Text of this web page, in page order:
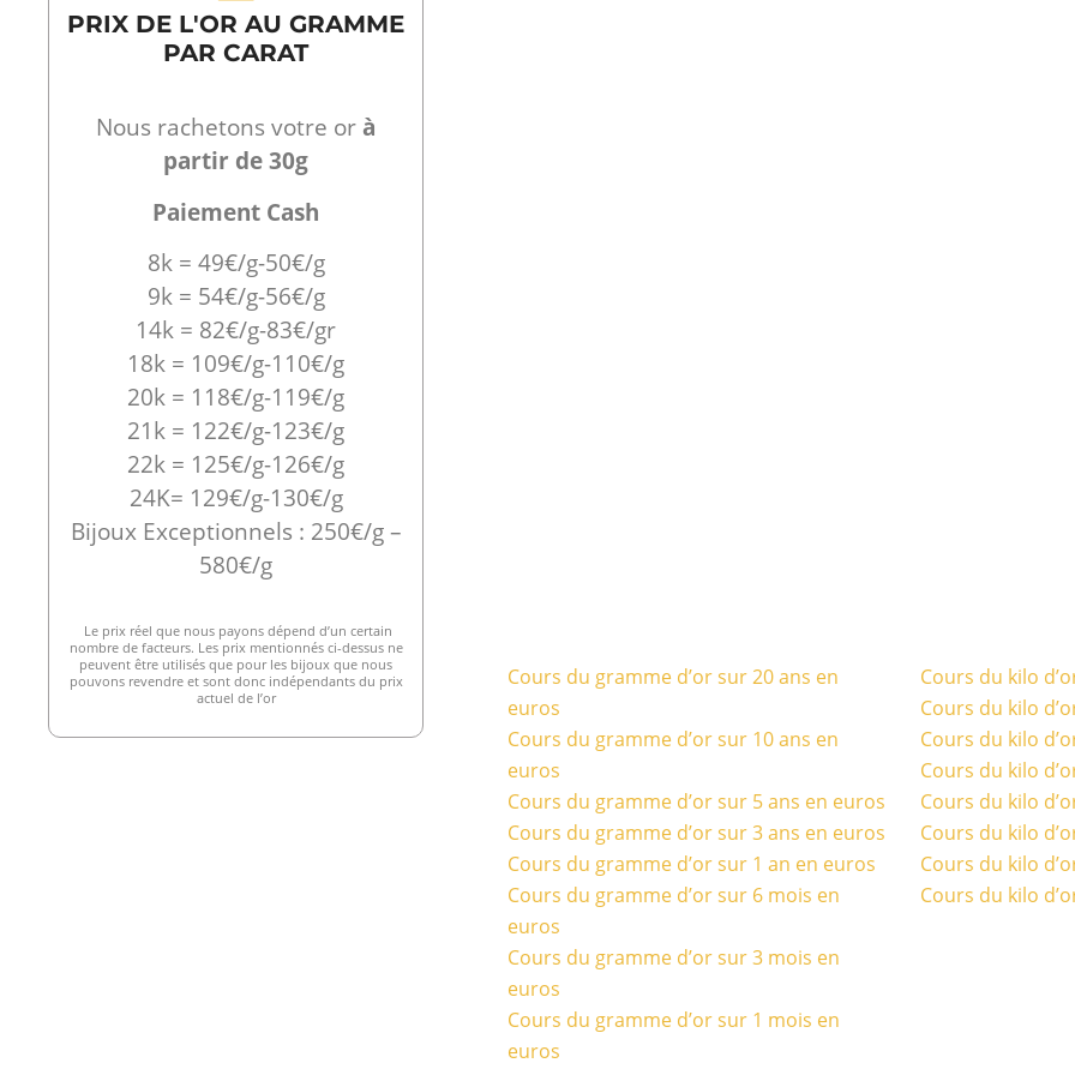
PRIX DE L'OR AU GRAMME
PAR CARAT
Nous rachetons votre orà
partir de 30g
Paiement Cash
8k = 49€/g-50€/g
9k = 54€/g-56€/g
14k = 82€/g-83€/gr
18k = 109€/g-110€/g
20k = 118€/g-119€/g
21k = 122€/g-123€/g
22k = 125€/g-126€/g
24K= 129€/g-130€/g
Bijoux Exceptionnels : 250€/g –
580€/g
Le prix réel que nous payons dépend d’un certain
nombre de facteurs. Les prix mentionnés ci-dessus ne
peuvent être utilisés que pour les bijoux que nous
pouvons revendre et sont donc indépendants du prix
actuel de l’or
Cours du gramme d’or sur 20 ans en
euros
Cours du gramme d’or sur 10 ans en
euros
Cours du gramme d’or sur 5 ans en euros
Cours du gramme d’or sur 3 ans en euros
Cours du gramme d’or sur 1 an en euros
Cours du gramme d’or sur 6 mois en
euros
Cours du gramme d’or sur 3 mois en
euros
Cours du gramme d’or sur 1 mois en
euros
Cours du kilo
Cours du kilo
Cours du kilo
Cours du kilo
Cours du kilo
Cours du kilo
Cours du kilo
Cours du kilo